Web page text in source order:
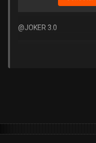
@JOKER 3.0
Contenido
Conectar